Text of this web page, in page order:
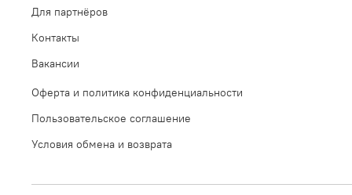
Для партнёров
Контакты
Вакансии
Оферта и политика конфиденциальности
Пользовательское соглашение
Условия обмена и возврата